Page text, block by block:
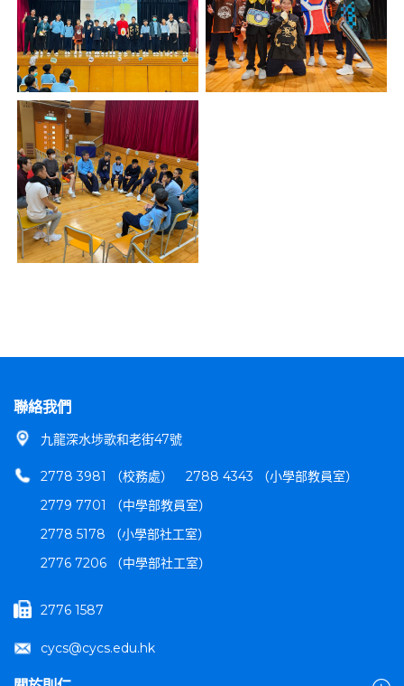
聯絡我們
九龍深水埗歌和老街47號
2778 3981 （校務處）
2788 4343 （小學部教員室）
2779 7701 （中學部教員室）
2778 5178 （小學部社工室）
2776 7206 （中學部社工室）
2776 1587
cycs@cycs.edu.hk